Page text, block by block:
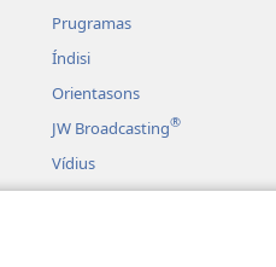
Prugramas
Índisi
Orientasons
JW Broadcasting®
Vídius
Múzika